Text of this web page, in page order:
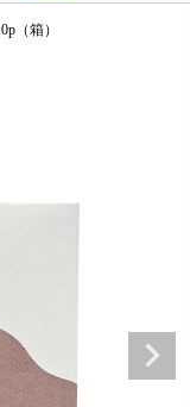
（箱）